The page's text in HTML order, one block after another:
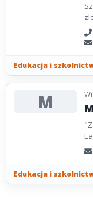
z
Edukacja i
M
i
Edukacja i